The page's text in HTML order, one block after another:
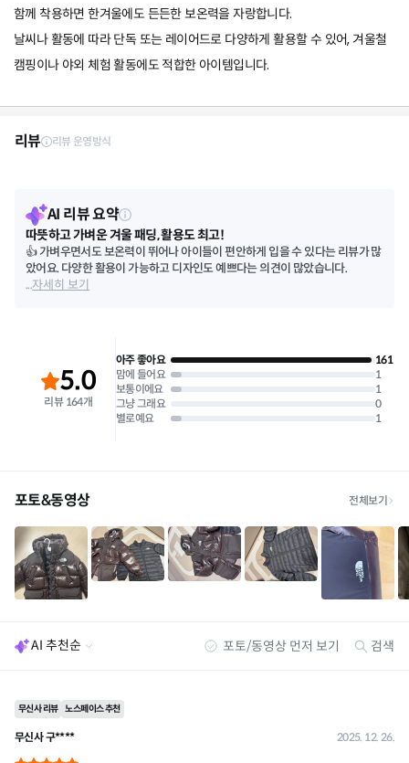
함께 착용하면 한겨울에도 든든한 보온력을 자랑합니다.
날씨나 활동에 따라 단독 또는 레이어드로 다양하게 활용할 수 있어, 겨울철
캠핑이나 야외 체험 활동에도 적합한 아이템입니다.